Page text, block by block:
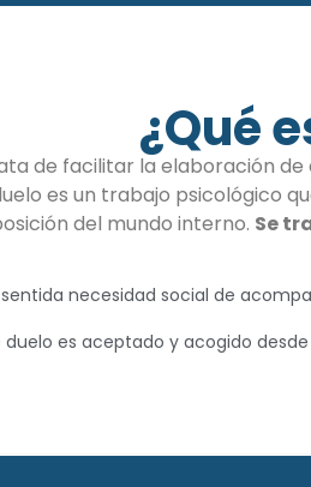
¿Qué
de facilitar la elaboración
es un trabajo psicológico
del mundo interno. Se
necesidad social de
duelo es aceptado y acogido